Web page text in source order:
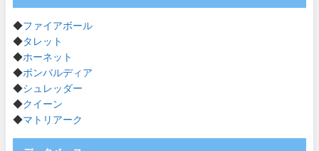
◆ファイアボール
◆タレット
◆ホーネット
◆ボンバルディア
◆シュレッダー
◆クイーン
◆マトリアーク